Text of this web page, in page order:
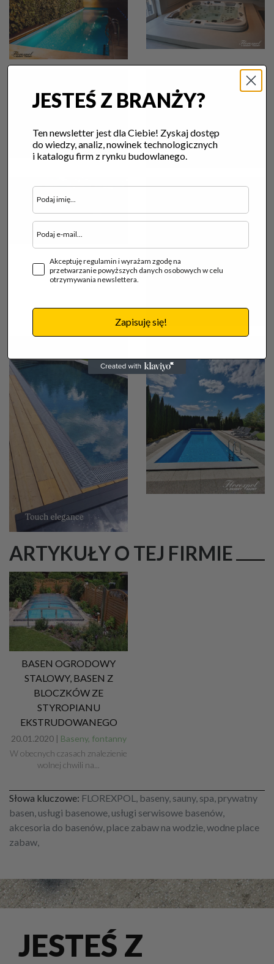
ARTYKUŁY O TEJ FIRMIE
BASEN OGRODOWY
STALOWY, BASEN Z
BLOCZKÓW ZE
STYROPIANU
EKSTRUDOWANEGO
20.01.2020 | Baseny, fontanny
W obecnych czasach znalezienie
wolnej chwili na...
Słowa kluczowe: FLOREXPOL, baseny, sauny, spa, prywatny
basen, usługi basenowe, usługi serwisowe basenów,
akcesoria do basenów, place zabaw na wodzie, wodne place
zabaw,
JESTEŚ Z
JESTEŚ Z BRANŻY?
Ten newsletter jest dla Ciebie! Zyskaj dostęp
do wiedzy, analiz, nowinek technologicznych
i katalogu firm z rynku budowlanego.
Akceptuję regulamin i wyrażam zgodę na
przetwarzanie powyższych danych osobowych w celu
otrzymywania newslettera.
Zapisuję się!